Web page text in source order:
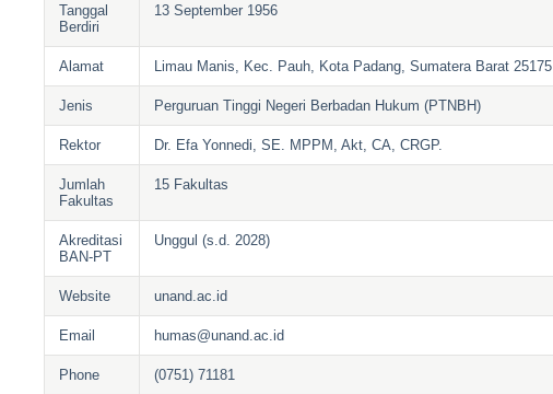
Tanggal
Berdiri
13 September 1956
Alamat Limau Manis, Kec. Pauh, Kota Padang, Sumatera Barat 25175
Jenis Perguruan Tinggi Negeri Berbadan Hukum (PTNBH)
Rektor Dr. Efa Yonnedi, SE. MPPM, Akt, CA, CRGP.
Jumlah
Fakultas
15 Fakultas
Akreditasi
BAN-PT
Unggul (s.d. 2028)
Website unand.ac.id
Email humas@unand.ac.id
Phone (0751) 71181